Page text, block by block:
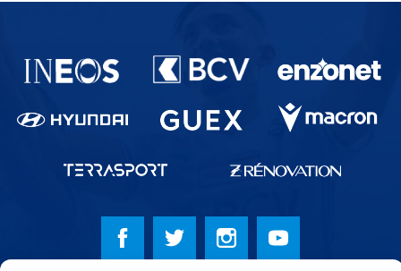
Partenaires du lausanne-Sport